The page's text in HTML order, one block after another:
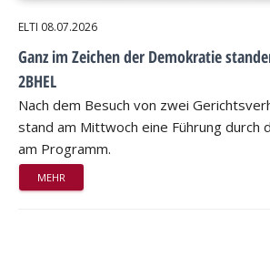
ELTI 08.07.2026
Ganz im Zeichen der Demokratie
2BHEL
Nach dem Besuch von zwei
stand am Mittwoch eine Führung durch
am Programm.
MEHR